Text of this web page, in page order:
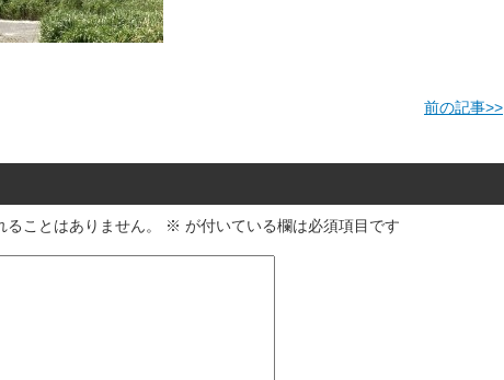
前の記事>>
ことはありません。 ※ が付いている欄は必須項目です